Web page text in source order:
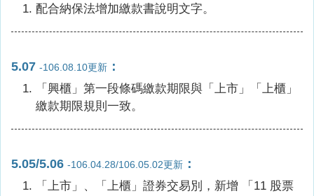
配合納保法增加繳款書說明文字。
5.07 -106.08.10更新 ：
「興櫃」第一段條碼繳款期限與「上市」「上櫃」
繳款期限規則一致。
5.05/5.06 -106.04.28/106.05.02更新 ：
「上市」、「上櫃」證券交易別，新增 「11 股票